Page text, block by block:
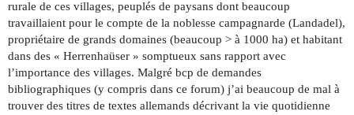
rurale de ces villages, peuplés de paysans dont beaucoup
travaillaient pour le compte de la noblesse campagnarde (Landadel),
propriétaire de grands domaines (beaucoup > à 1000 ha) et habitant
dans des « Herrenhaüser » somptueux sans rapport avec
l’importance des villages. Malgré bcp de demandes
bibliographiques (y compris dans ce forum) j’ai beaucoup de mal à
trouver des titres de textes allemands décrivant la vie quotidienne